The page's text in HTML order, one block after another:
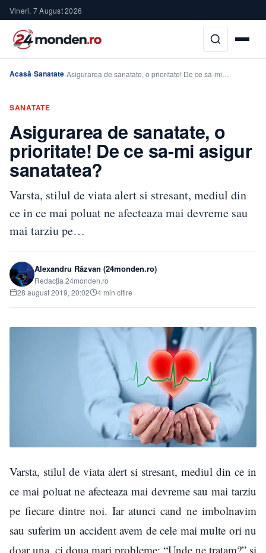
Vineri, 7 August 2026
Acasă›Sanatate›Asigurarea de sanatate, o prioritate! De ce sa-mi…
SANATATE
Asigurarea de sanatate, o
prioritate! De ce sa-mi asigur
sanatatea?
Varsta, stilul de viata alert si stresant, mediul din
ce in ce mai poluat ne afecteaza mai devreme sau
mai tarziu pe…
Alexandru Răzvan (24monden.ro)
Redacția 24monden.ro
28 august 2019, 20:02
4 min citire
Varsta, stilul de viata alert si stresant, mediul din ce in
ce mai poluat ne afecteaza mai devreme sau mai tarziu
pe fiecare dintre noi. Iar atunci cand ne imbolnavim
sau suferim un accident avem de cele mai multe ori nu
doar una, ci doua mari probleme: “Unde ne tratam?” si